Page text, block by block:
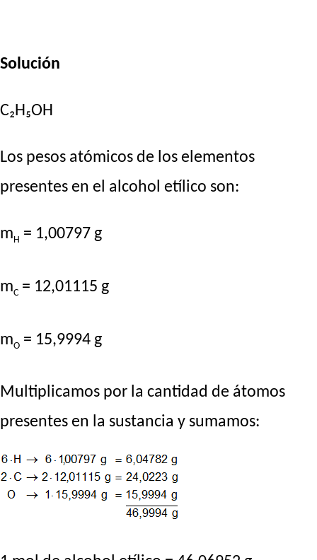
Solución
C₂H₅OH
Los pesos atómicos de los elementos
presentes en el alcohol etílico son:
m H = 1,00797 g
mC = 12,01115 g
mO = 15,9994 g
Multiplicamos por la cantidad de átomos
presentes en la sustancia y sumamos: